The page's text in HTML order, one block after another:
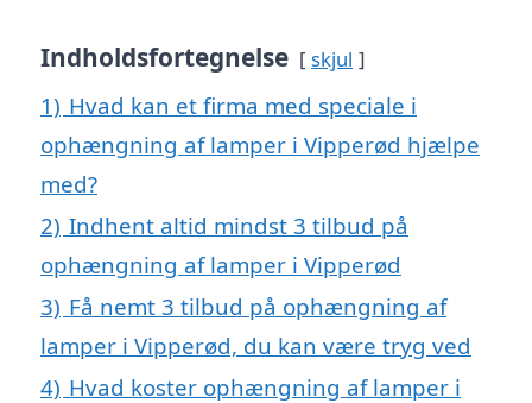
Indholdsfortegnelse skjul
1) Hvad kan et firma med speciale i
ophængning af lamper i Vipperød hjælpe
med?
2) Indhent altid mindst 3 tilbud på
ophængning af lamper i Vipperød
3) Få nemt 3 tilbud på ophængning af
lamper i Vipperød, du kan være tryg ved
4) Hvad koster ophængning af lamper i